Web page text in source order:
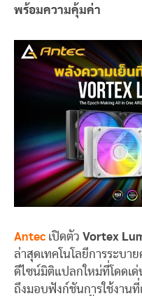
พร้อมความคุ้มค่า
Antec เปิดตัว Vortex
ล่าสุดเทคโนโลยีการระบา
ดีไซน์มิติแปลกใหม่ที่โดดเ
ถึงมอบฟังก์ชันการใช้งานที่